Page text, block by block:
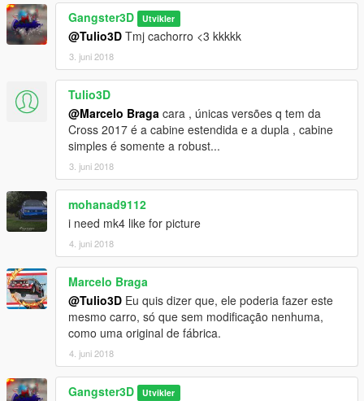
Gangster3D Utvikler
@Tulio3D Tmj cachorro <3 kkkkk
3. juni 2018
Tulio3D
@Marcelo Braga cara , únicas versões q tem da
Cross 2017 é a cabine estendida e a dupla , cabine
simples é somente a robust...
3. juni 2018
mohanad9112
i need mk4 like for picture
4. juni 2018
Marcelo Braga
@Tulio3D Eu quis dizer que, ele poderia fazer este
mesmo carro, só que sem modificação nenhuma,
como uma original de fábrica.
4. juni 2018
Gangster3D Utvikler